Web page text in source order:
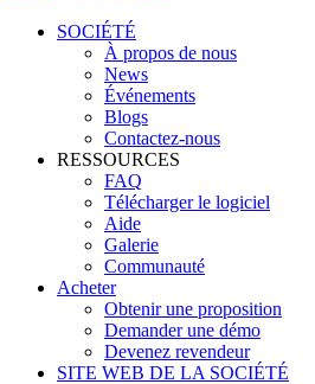
SOCIÉTÉ
À propos de nous
News
Événements
Blogs
Contactez-nous
RESSOURCES
FAQ
Télécharger le logiciel
Aide
Galerie
Communauté
Acheter
Obtenir une proposition
Demander une démo
Devenez revendeur
SITE WEB DE LA SOCIÉTÉ